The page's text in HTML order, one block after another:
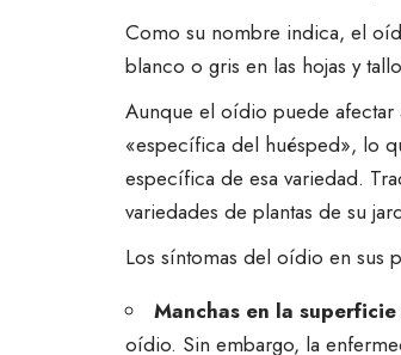
Como su nombre indica, el
blanco o gris en las hojas y
Aunque el oídio puede afectar
«específica del huésped», lo
específica de esa variedad.
variedades de plantas de su
Los síntomas del oídio en sus
Manchas en la
oídio. Sin embargo, la